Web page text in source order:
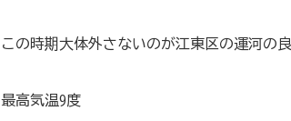
この時期大体外さないのが江東区の運河の
最高気温9度